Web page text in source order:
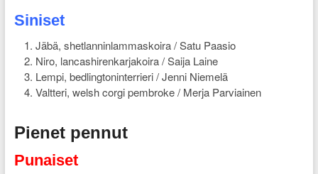
Siniset
Jäbä, shetlanninlammaskoira / Satu Paasio
Niro, lancashirenkarjakoira / Saija Laine
Lempi, bedlingtoninterrieri / Jenni Niemelä
Valtteri, welsh corgi pembroke / Merja Parviainen
Pienet pennut
Punaiset